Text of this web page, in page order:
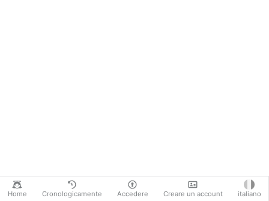
Home Cronologicamente Accedere Creare un account italiano